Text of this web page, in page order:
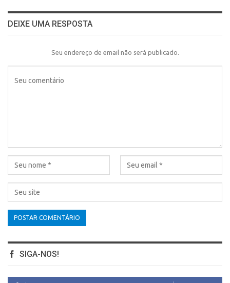
DEIXE UMA RESPOSTA
Seu endereço de email não será publicado.
SIGA-NOS!